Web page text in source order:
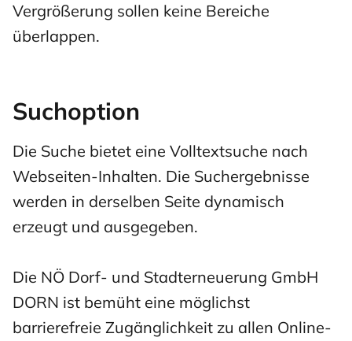
Vergrößerung sollen keine Bereiche
überlappen.
Suchoption
Die Suche bietet eine Volltextsuche nach
Webseiten-Inhalten. Die Suchergebnisse
werden in derselben Seite dynamisch
erzeugt und ausgegeben.
Die NÖ Dorf- und Stadterneuerung GmbH
DORN ist bemüht eine möglichst
barrierefreie Zugänglichkeit zu allen Online-